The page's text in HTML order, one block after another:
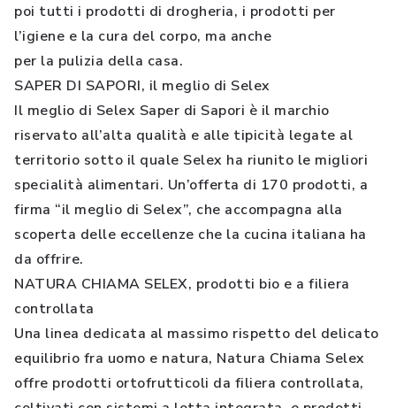
poi tutti i prodotti di drogheria, i prodotti per
l’igiene e la cura del corpo, ma anche
per la pulizia della casa.
SAPER DI SAPORI, il meglio di Selex
Il meglio di Selex Saper di Sapori è il marchio
riservato all’alta qualità e alle tipicità legate al
territorio sotto il quale Selex ha riunito le migliori
specialità alimentari. Un’offerta di 170 prodotti, a
firma “il meglio di Selex”, che accompagna alla
scoperta delle eccellenze che la cucina italiana ha
da offrire.
NATURA CHIAMA SELEX, prodotti bio e a filiera
controllata
Una linea dedicata al massimo rispetto del delicato
equilibrio fra uomo e natura, Natura Chiama Selex
offre prodotti ortofrutticoli da filiera controllata,